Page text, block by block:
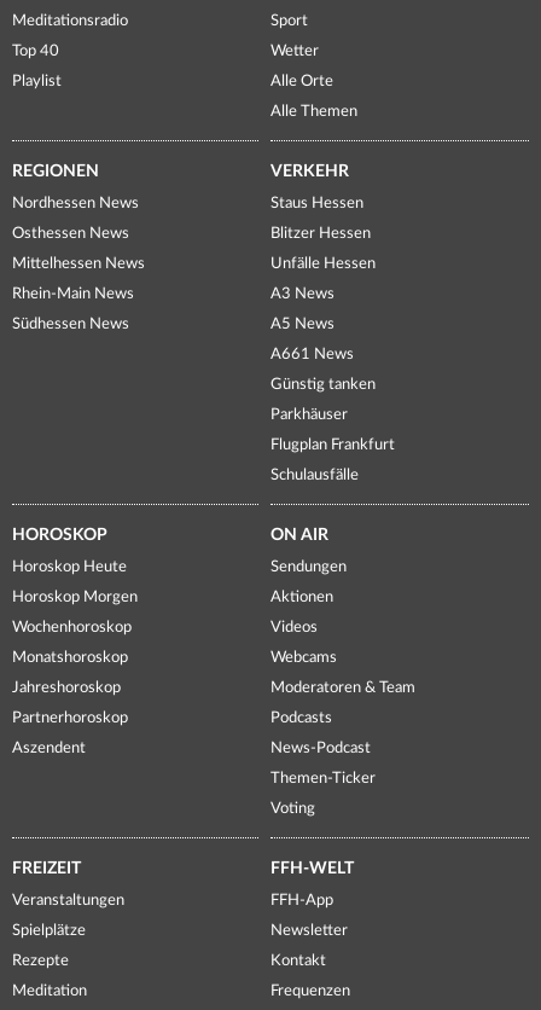
Meditationsradio
Top 40
Playlist
Sport
Wetter
Alle Orte
Alle Themen
REGIONEN
Nordhessen News
Osthessen News
Mittelhessen News
Rhein-Main News
Südhessen News
VERKEHR
Staus Hessen
Blitzer Hessen
Unfälle Hessen
A3 News
A5 News
A661 News
Günstig tanken
Parkhäuser
Flugplan Frankfurt
Schulausfälle
HOROSKOP
Horoskop Heute
Horoskop Morgen
Wochenhoroskop
Monatshoroskop
Jahreshoroskop
Partnerhoroskop
Aszendent
ON AIR
Sendungen
Aktionen
Videos
Webcams
Moderatoren & Team
Podcasts
News-Podcast
Themen-Ticker
Voting
FREIZEIT
Veranstaltungen
Spielplätze
Rezepte
Meditation
FFH-WELT
FFH-App
Newsletter
Kontakt
Frequenzen